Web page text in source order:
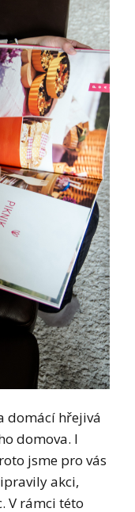
domácí hřejivá
domova. I
jsme pro vás
akci,
V rámci této